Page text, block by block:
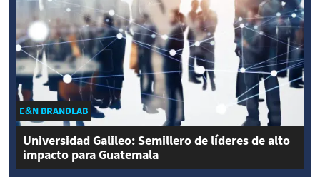
E&N BRANDLAB
Universidad Galileo: Semillero de líderes de alto
impacto para Guatemala